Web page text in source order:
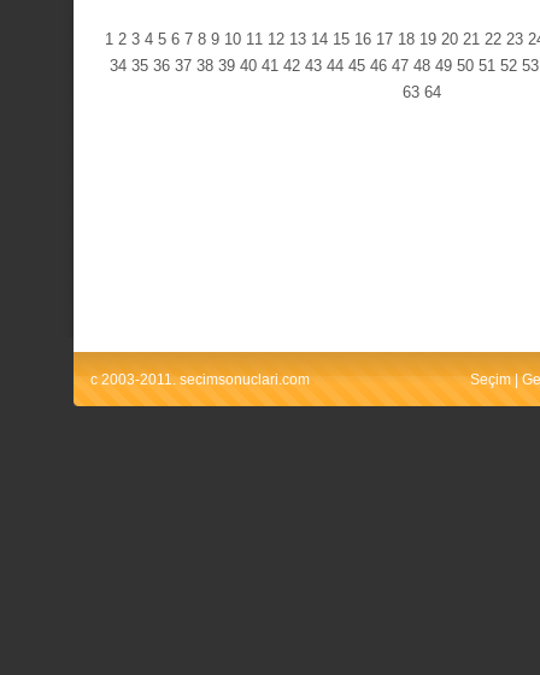
1 2 3 4 5 6 7 8 9 10 11 12 13 14 15 16 17 18 19 20 21 22 23
34 35 36 37 38 39 40 41 42 43 44 45 46 47 48 49 50 51 52 53
63 64
c 2003-2011. secimsonuclari.com Seçim